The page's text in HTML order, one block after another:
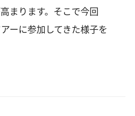
まります。そこで今回
ーに参加してきた様子を